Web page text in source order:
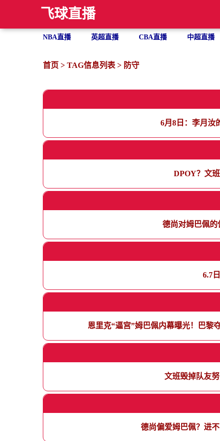
飞球直播
NBA直播 英超直播 CBA直播 中超直播
首页 > TAG信息列表 > 防守
6月8日：李月汝
DPOY？文
德尚对姆巴佩的
6.7
恩里克“逼宫”姆巴佩内幕曝光！巴黎
文班毁掉队友
德尚偏爱姆巴佩？进